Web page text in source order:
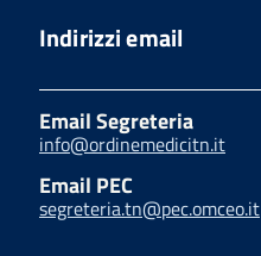
Indirizzi email
Email Segreteria
info@ordinemedicitn.it
Email PEC
segreteria.tn@pec.omceo.it